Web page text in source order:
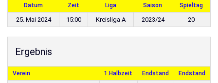
Datum Zeit Liga Saison Spieltag
25. Mai 2024 15:00 Kreisliga A 2023/24 20
Ergebnis
Verein 1.Halbzeit Endstand Endstand